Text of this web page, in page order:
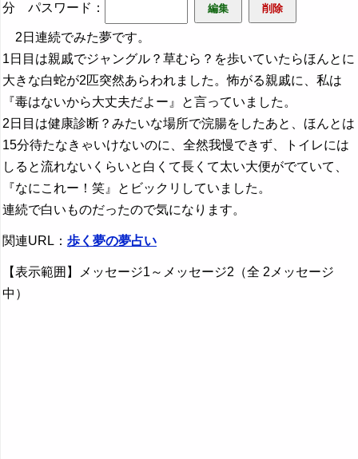
分
パスワード：
2日連続でみた夢です。
1日目は親戚でジャングル？草むら？を歩いていたらほんとに
大きな白蛇が2匹突然あらわれました。怖がる親戚に、私は
『毒はないから大丈夫だよー』と言っていました。
2日目は健康診断？みたいな場所で浣腸をしたあと、ほんとは
15分待たなきゃいけないのに、全然我慢できず、トイレには
しると流れないくらいと白くて長くて太い大便がでていて、
『なにこれー！笑』とビックリしていました。
連続で白いものだったので気になります。
関連URL： 歩く夢の夢占い
【表示範囲】メッセージ1～メッセージ2（全 2メッセージ
中）